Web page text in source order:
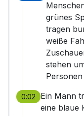
grünes
tragen
weiße
stehen
0:02
Ein Mann
eine blaue